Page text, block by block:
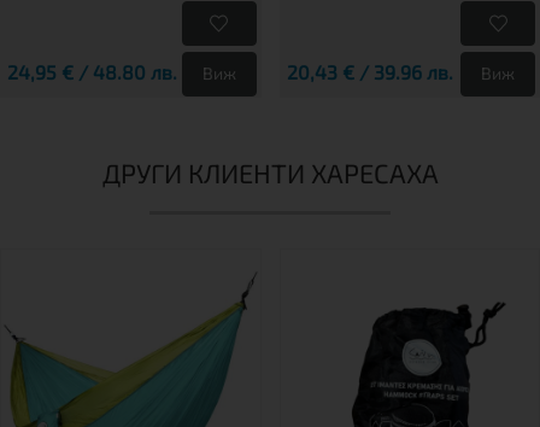
24,95 € / 48.80 лв. Виж 20,43 € / 39.96 лв. Виж
ДРУГИ КЛИЕНТИ ХАРЕСАХА